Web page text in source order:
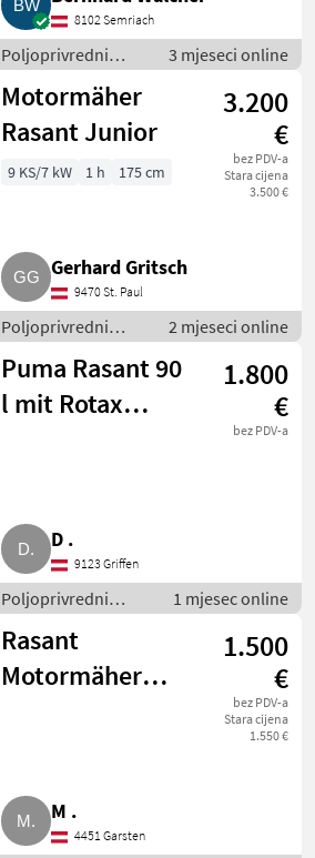
8102 Semriach
Poljoprivredni
motorni strojevi /
Motokultivatori i
motorne freze
3 mjeseci online
Motormäher
Rasant Junior
3.200
€
bez PDV-a
Stara cijena
3.500 €
9 KS/7 kW 1 h 175 cm
Gerhard Gritsch
9470 St. Paul
Poljoprivredni
motorni strojevi /
Motokultivatori i
motorne freze
2 mjeseci online
Puma Rasant 90
l mit Rotax
1.800
€
bez PDV-a
D .
9123 Griffen
Poljoprivredni
motorni strojevi /
Motokultivatori i
motorne freze
1 mjesec online
Rasant
Motormäher
1.500
€
bez PDV-a
Stara cijena
1.550 €
M .
4451 Garsten